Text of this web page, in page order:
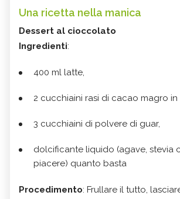
Una ricetta nella manica
Dessert al cioccolato
Ingredienti:
400 ml latte,
2 cucchiaini rasi di cacao magro in
3 cucchiaini di polvere di guar,
dolcificante liquido (agave, stevia
piacere) quanto basta
Procedimento: Frullare il tutto,